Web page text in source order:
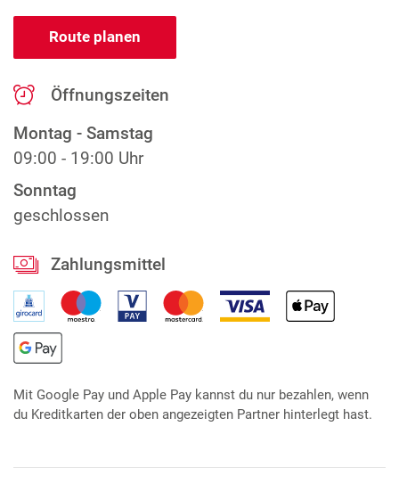
Route planen
Öffnungszeiten
Montag - Samstag
09:00 - 19:00 Uhr
Sonntag
geschlossen
Zahlungsmittel
Mit Google Pay und Apple Pay kannst du nur bezahlen, wenn
du Kreditkarten der oben angezeigten Partner hinterlegt hast.